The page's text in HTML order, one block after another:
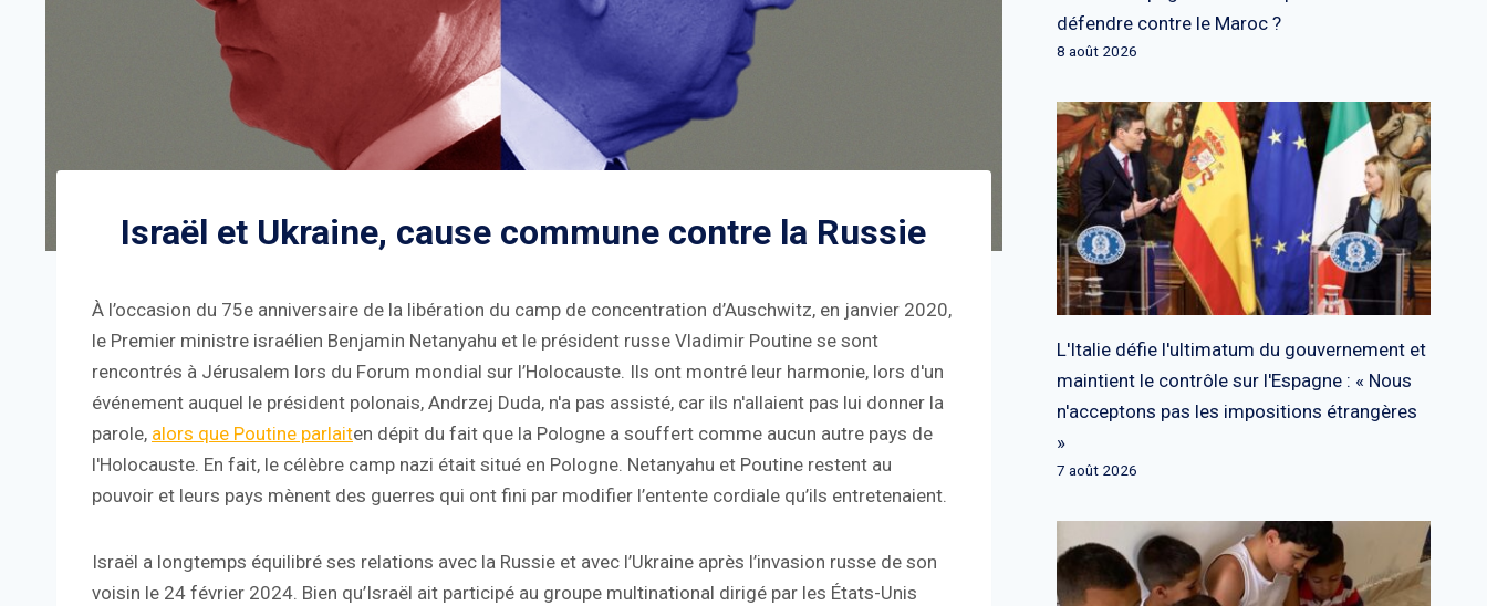
Israël et Ukraine, cause commune contre la Russie
À l’occasion du 75e anniversaire de la libération du camp de concentration d’Auschwitz, en janvier 2020,
le Premier ministre israélien Benjamin Netanyahu et le président russe Vladimir Poutine se sont
rencontrés à Jérusalem lors du Forum mondial sur l’Holocauste. Ils ont montré leur harmonie, lors d'un
événement auquel le président polonais, Andrzej Duda, n'a pas assisté, car ils n'allaient pas lui donner la
parole, alors que Poutine parlaiten dépit du fait que la Pologne a souffert comme aucun autre pays de
l'Holocauste. En fait, le célèbre camp nazi était situé en Pologne. Netanyahu et Poutine restent au
pouvoir et leurs pays mènent des guerres qui ont fini par modifier l’entente cordiale qu’ils entretenaient.
Israël a longtemps équilibré ses relations avec la Russie et avec l’Ukraine après l’invasion russe de son
voisin le 24 février 2024. Bien qu’Israël ait participé au groupe multinational dirigé par les États-Unis
défendre contre le Maroc ?
8 août 2026
L'Italie défie l'ultimatum du gouvernement et
maintient le contrôle sur l'Espagne : « Nous
n'acceptons pas les impositions étrangères
»
7 août 2026